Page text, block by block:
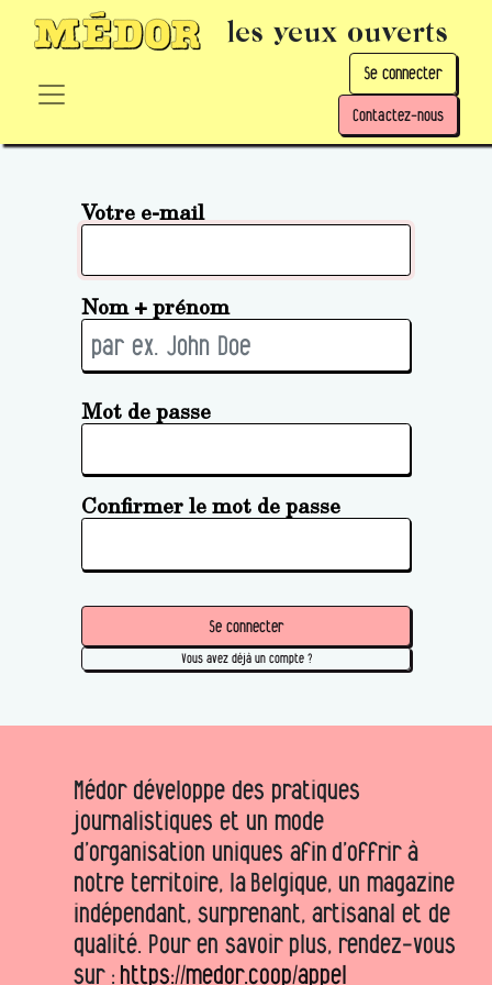
les yeux ouverts
Se connecter
Contactez-nous
Votre e-mail
Nom + prénom
Mot de passe
Confirmer le mot de passe
Se connecter
Vous avez déjà un compte ?
Médor développe des pratiques
journalistiques et un mode
d’organisation uniques afin d’offrir à
notre territoire, la Belgique, un magazine
indépendant, surprenant, artisanal et de
qualité. Pour en savoir plus, rendez-vous
sur : https://medor.coop/appel